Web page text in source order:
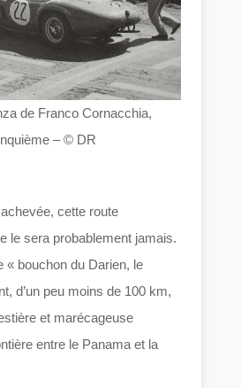
de Franco Cornacchia,
– © DR
cette route
le sera probablement jamais.
« bouchon du Darien, le
d’un peu moins de 100 km,
et marécageuse
entre le Panama et la